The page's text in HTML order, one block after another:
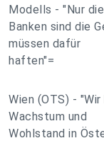
Modells - "Nur die
Banken sind die
müssen dafür
haften"=
Wien (OTS) -
Wachstum und
Wohlstand in